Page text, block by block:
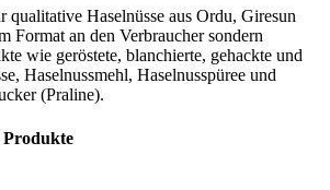
qualitative Haselnüsse aus Ordu, Giresun
Format an den Verbraucher sondern
wie geröstete, blanchierte, gehackte und
Haselnussmehl, Haselnusspüree und
(Praline).
Produkte